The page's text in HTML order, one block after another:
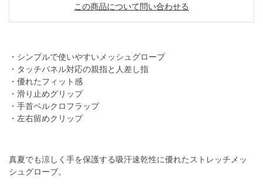
この商品について問い合わせる
・シンプルで使いやすいメッシュグローブ
・タッチパネル対応の親指と人差し指
・優れたフィット感
・滑り止めグリップ
・手首ベルクロフラップ
・左右留めクリップ
真夏でも涼しく手を保護する吸汗速乾性に優れたストレッチメッ
シュグローブ。